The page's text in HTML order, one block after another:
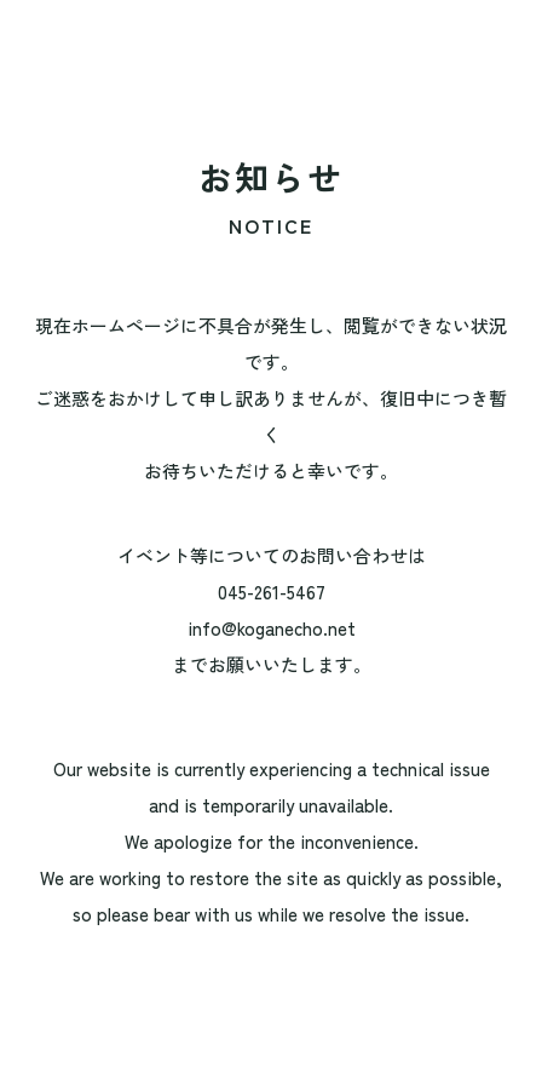
お知らせ
NOTICE
現在ホームページに不具合が発生し、閲覧ができない状況
です。
ご迷惑をおかけして申し訳ありませんが、復旧中につき暫
く
お待ちいただけると幸いです。
イベント等についてのお問い合わせは
045-261-5467
info@koganecho.net
までお願いいたします。
Our website is currently experiencing a technical issue
and is temporarily unavailable.
We apologize for the inconvenience.
We are working to restore the site as quickly as possible,
so please bear with us while we resolve the issue.